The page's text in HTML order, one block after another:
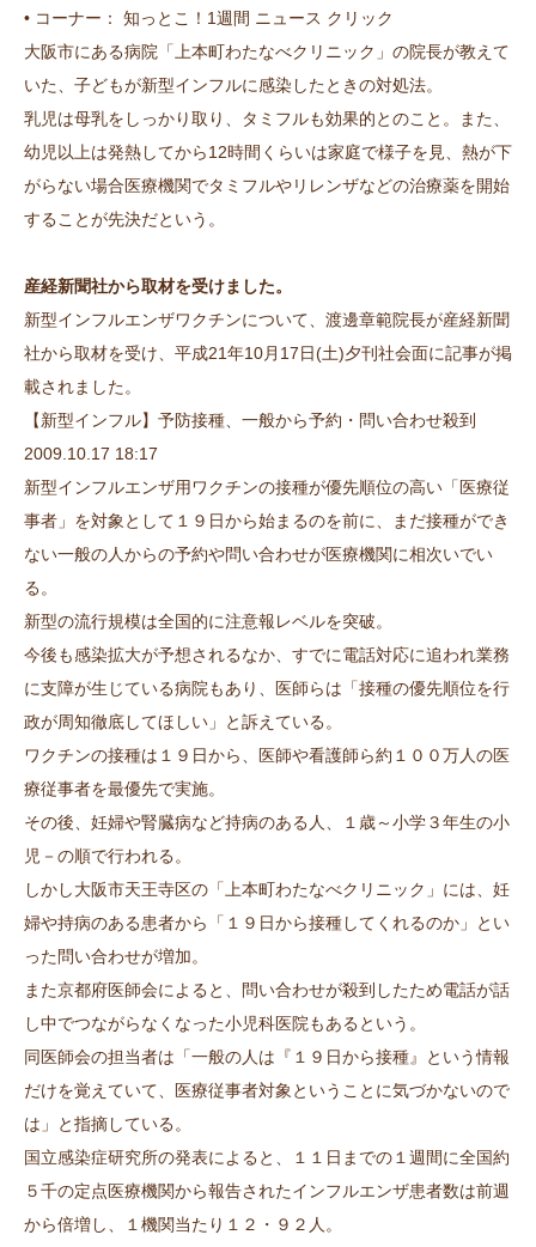
• コーナー： 知っとこ！1週間 ニュース クリック
大阪市にある病院「上本町わたなべクリニック」の院長が教えて
いた、子どもが新型インフルに感染したときの対処法。
乳児は母乳をしっかり取り、タミフルも効果的とのこと。また、
幼児以上は発熱してから12時間くらいは家庭で様子を見、熱が下
がらない場合医療機関でタミフルやリレンザなどの治療薬を開始
することが先決だという。
産経新聞社から取材を受けました。
新型インフルエンザワクチンについて、渡邊章範院長が産経新聞
社から取材を受け、平成21年10月17日(土)夕刊社会面に記事が掲
載されました。
【新型インフル】予防接種、一般から予約・問い合わせ殺到
2009.10.17 18:17
新型インフルエンザ用ワクチンの接種が優先順位の高い「医療従
事者」を対象として１９日から始まるのを前に、まだ接種ができ
ない一般の人からの予約や問い合わせが医療機関に相次いでい
る。
新型の流行規模は全国的に注意報レベルを突破。
今後も感染拡大が予想されるなか、すでに電話対応に追われ業務
に支障が生じている病院もあり、医師らは「接種の優先順位を行
政が周知徹底してほしい」と訴えている。
ワクチンの接種は１９日から、医師や看護師ら約１００万人の医
療従事者を最優先で実施。
その後、妊婦や腎臓病など持病のある人、１歳～小学３年生の小
児－の順で行われる。
しかし大阪市天王寺区の「上本町わたなべクリニック」には、妊
婦や持病のある患者から「１９日から接種してくれるのか」とい
った問い合わせが増加。
また京都府医師会によると、問い合わせが殺到したため電話が話
し中でつながらなくなった小児科医院もあるという。
同医師会の担当者は「一般の人は『１９日から接種』という情報
だけを覚えていて、医療従事者対象ということに気づかないので
は」と指摘している。
国立感染症研究所の発表によると、１１日までの１週間に全国約
５千の定点医療機関から報告されたインフルエンザ患者数は前週
から倍増し、１機関当たり１２・９２人。